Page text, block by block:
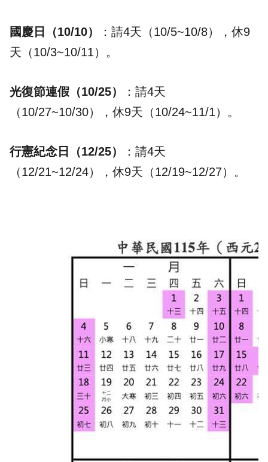
國慶日（10/10）
：請4天（10/5~10/8），休9
天（10/3~10/11）。
光復節連假（10/25）
：請4天
（10/27~10/30），休9天（10/24~11/1）。
行憲紀念日（12/25）
：請4天
（12/21~12/24），休9天（12/19~12/27）。